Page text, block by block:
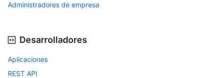
Administradores de empresa
Desarrolladores
Aplicaciones
REST API